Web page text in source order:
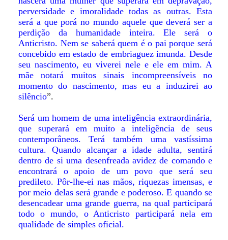
perversidade e imoralidade todas as outras. Esta
será a que porá no mundo aquele que deverá ser a
perdição da humanidade inteira. Ele será o
Anticristo. Nem se saberá quem é o pai porque será
concebido em estado de embriaguez imunda. Desde
seu nascimento, eu viverei nele e ele em mim. A
mãe notará muitos sinais incompreensíveis no
momento do nascimento, mas eu a induzirei ao
silêncio”.
Será um homem de uma inteligência extraordinária,
que superará em muito a inteligência de seus
contemporâneos. Terá também uma vastíssima
cultura. Quando alcançar a idade adulta, sentirá
dentro de si uma desenfreada avidez de comando e
encontrará o apoio de um povo que será seu
predileto. Pôr-lhe-ei nas mãos, riquezas imensas, e
por meio delas será grande e poderoso. E quando se
desencadear uma grande guerra, na qual participará
todo o mundo, o Anticristo participará nela em
qualidade de simples oficial.